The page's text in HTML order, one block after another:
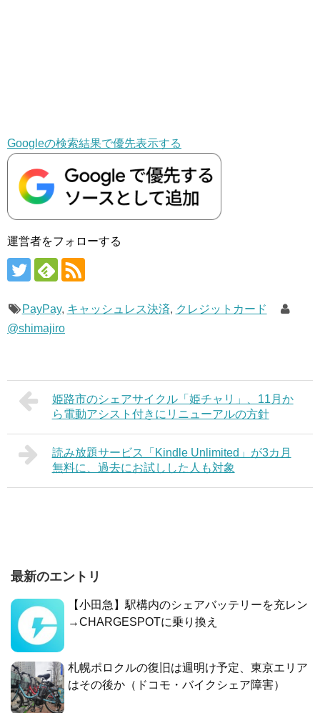
Googleの検索結果で優先表示する
運営者をフォローする
PayPay, キャッシュレス決済, クレジットカード
@shimajiro
姫路市のシェアサイクル「姫チャリ」、11月か
ら電動アシスト付きにリニューアルの方針
読み放題サービス「Kindle Unlimited」が3カ月
無料に、過去にお試しした人も対象
最新のエントリ
【小田急】駅構内のシェアバッテリーを充レン
→CHARGESPOTに乗り換え
札幌ポロクルの復旧は週明け予定、東京エリア
はその後か（ドコモ・バイクシェア障害）